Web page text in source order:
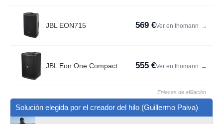
JBL EON715 569 €Ver en thomann →
JBL Eon One Compact 555 €Ver en thomann →
Enlaces de afiliación
Solución elegida por el creador del hilo (Guillermo Paiva)